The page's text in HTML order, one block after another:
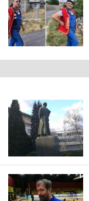
4
1